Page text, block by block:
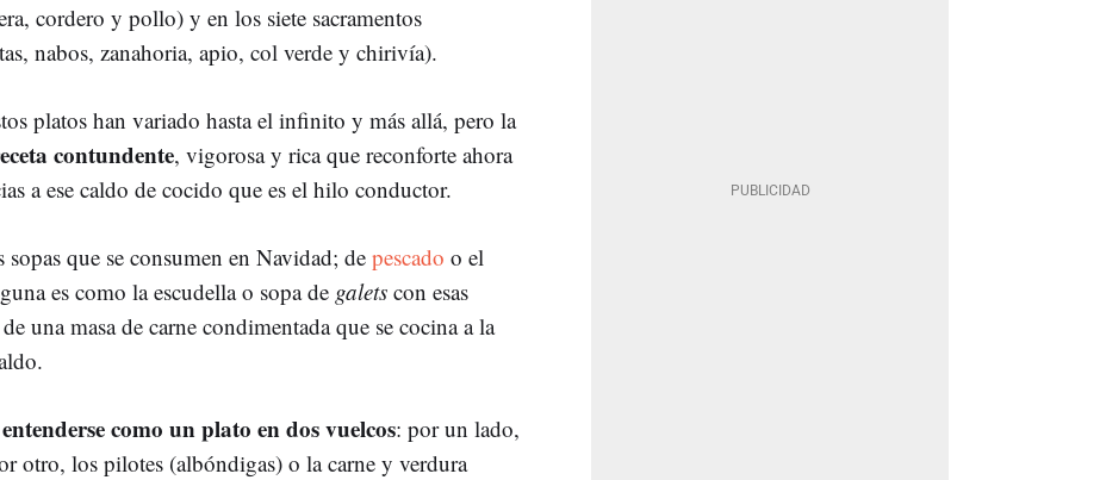
cordero y pollo) y en los siete sacramentos
nabos, zanahoria, apio, col verde y chirivía).
platos han variado hasta el infinito y más allá, pero la
contundente, vigorosa y rica que reconforte ahora
a ese caldo de cocido que es el hilo conductor.
que se consumen en Navidad; de pescado o el
es como la escudella o sopa de galets con esas
una masa de carne condimentada que se cocina a la
como un plato en dos vuelcos: por un lado,
otro, los pilotes (albóndigas) o la carne y verdura